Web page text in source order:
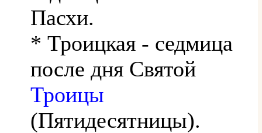
Пасхи.
* Троицкая - седмица
после дня Святой
Троицы
(Пятидесятницы).